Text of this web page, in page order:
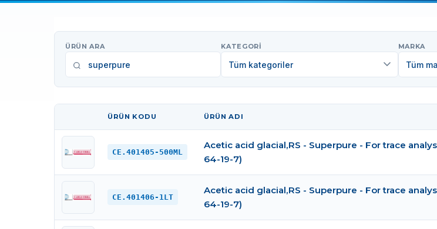
ÜRÜN ARA KATEGORI
Tüm kategoriler
MARKA
Tüm
ÜRÜN KODU ÜRÜN ADI
CE.401405-500ML
Acetic acid glacial,RS - Superpure - For trace
64-19-7)
CE.401406-1LT
Acetic acid glacial,RS - Superpure - For trace
64-19-7)